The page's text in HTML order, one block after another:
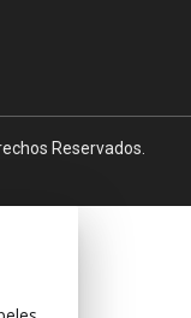
Reservados.